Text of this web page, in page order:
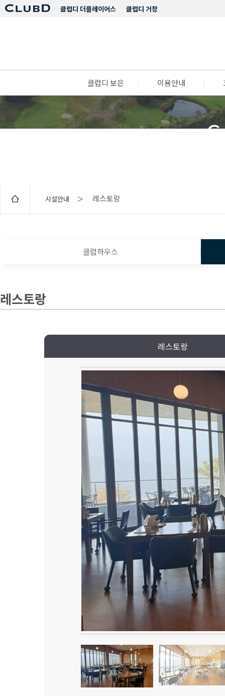
클럽디 거창
클럽디 더플레이어스
클럽디 보은 이용안내
시설안내 ＞ 레스토랑
클럽하우스
레스토랑
레스토랑